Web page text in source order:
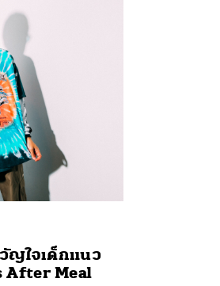
ญใจเด็กแนว
After Meal
ค้นหา